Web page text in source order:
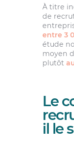
À titre
de
entre 3
étude
moyen
plutôt
Le
il le